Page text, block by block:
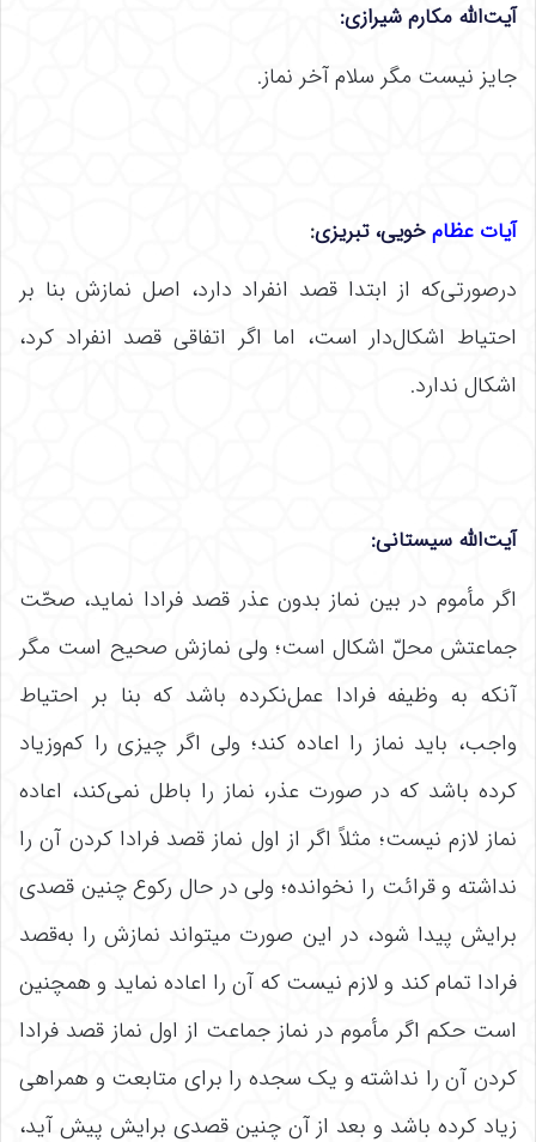
آیت‌الله مکارم شیرازی:
جایز نیست مگر سلام آخر نماز.
آیات عظامخویی، تبریزی:
درصورتی‌که از ابتدا قصد انفراد دارد، اصل نمازش بنا بر
احتیاط اشکال‌دار است، اما اگر اتفاقی قصد انفراد کرد،
اشکال ندارد.
آیت‌الله سیستانی:
اگر مأموم در بین نماز بدون عذر قصد فرادا نماید، صحّت
جماعتش محلّ اشکال است؛ ولی نمازش صحیح است مگر
آنکه به وظیفه فرادا عمل‌نکرده باشد که بنا بر احتیاط
واجب، باید نماز را اعاده کند؛ ولی اگر چیزی را کم‌وزیاد
کرده باشد که در صورت عذر، نماز را باطل نمی‌کند، اعاده
نماز لازم نیست؛ مثلاً اگر از اول نماز قصد فرادا کردن آن را
نداشته و قرائت را نخوانده؛ ولی در حال رکوع چنین قصدی
برایش پیدا شود، در این صورت می‏تواند نمازش را به‌قصد
فرادا تمام کند و لازم نیست که آن را اعاده نماید و همچنین
است حکم اگر مأموم در نماز جماعت از اول نماز قصد فرادا
کردن آن را نداشته و یک سجده را برای متابعت و همراهی
زیاد کرده باشد و بعد از آن چنین قصدی برایش پیش آید،